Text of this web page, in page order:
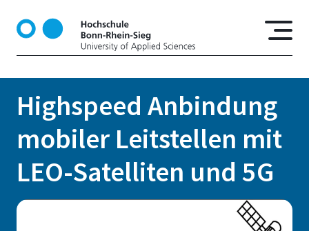
k
Highspeed Anbindung
mobiler Leitstellen mit
LEO-Satelliten und 5G